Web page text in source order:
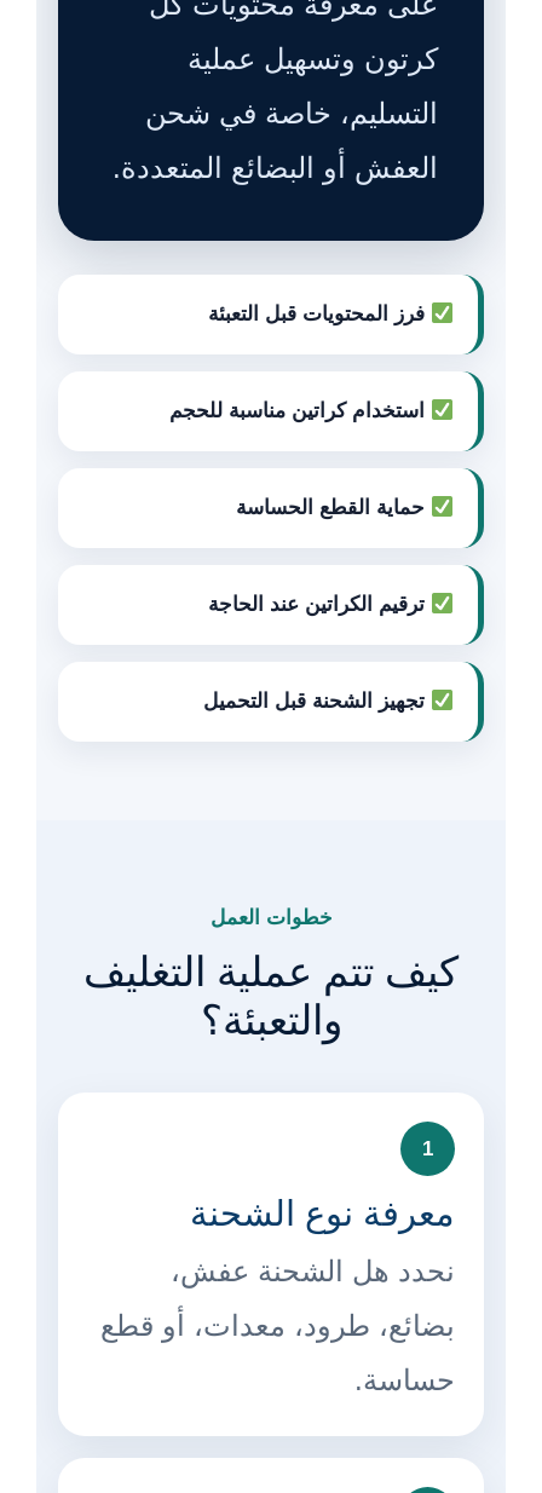
كرتون وتسهيل عملية
التسليم، خاصة في شحن
العفش أو البضائع المتعددة.
فرز المحتويات قبل التعبئة
استخدام كراتين مناسبة للحجم
حماية القطع الحساسة
ترقيم الكراتين عند الحاجة
تجهيز الشحنة قبل التحميل
خطوات العمل
كيف تتم عملية التغليف
والتعبئة؟
1
معرفة نوع الشحنة
نحدد هل الشحنة عفش،
بضائع، طرود، معدات، أو قطع
حساسة.